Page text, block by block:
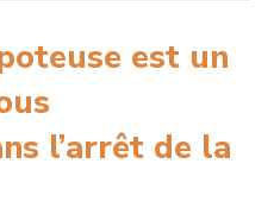
est un
l’arrêt de la